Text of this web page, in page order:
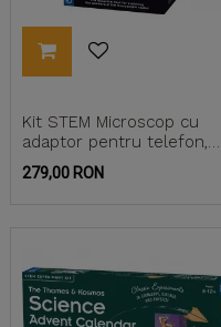
Kit STEM Microscop cu
adaptor pentru telefon,
Thames & Kosmos
Pret
279,00 RON